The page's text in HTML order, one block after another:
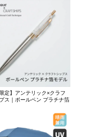
限定】アンテリック×クラフ
ス｜ボールペン プラチナ箔